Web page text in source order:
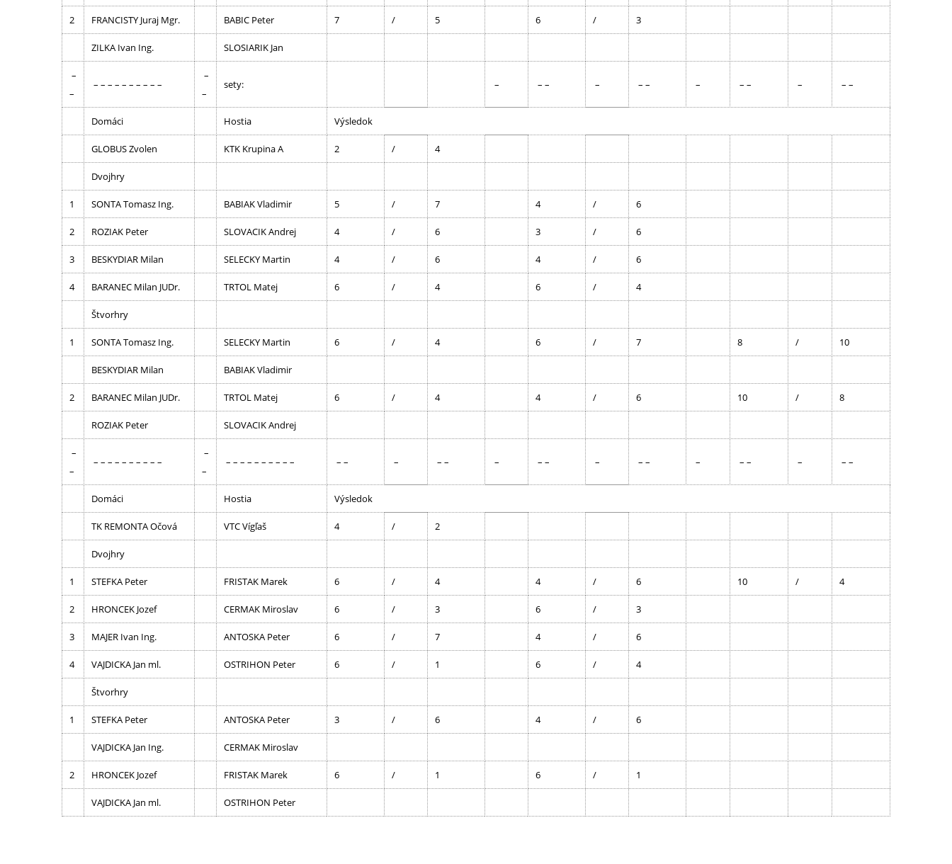
2 FRANCISTY Juraj Mgr. BABIC Peter 7 / 5 6 / 3
ZILKA Ivan Ing. SLOSIARIK Jan
–
–
– – – – – – – – – –
–
–
sety: – – – – – – – – – – – –
Domáci Hostia Výsledok
GLOBUS Zvolen KTK Krupina A 2 / 4
Dvojhry
1 SONTA Tomasz Ing. BABIAK Vladimir 5 / 7 4 / 6
2 ROZIAK Peter SLOVACIK Andrej 4 / 6 3 / 6
3 BESKYDIAR Milan SELECKY Martin 4 / 6 4 / 6
4 BARANEC Milan JUDr. TRTOL Matej 6 / 4 6 / 4
Štvorhry
1 SONTA Tomasz Ing. SELECKY Martin 6 / 4 6 / 7 8 / 10
BESKYDIAR Milan BABIAK Vladimir
2 BARANEC Milan JUDr. TRTOL Matej 6 / 4 4 / 6 10 / 8
ROZIAK Peter SLOVACIK Andrej
–
–
– – – – – – – – – –
–
–
– – – – – – – – – – – – – – – – – – – – – – – – – – –
Domáci Hostia Výsledok
TK REMONTA Očová VTC Vígľaš 4 / 2
Dvojhry
1 STEFKA Peter FRISTAK Marek 6 / 4 4 / 6 10 / 4
2 HRONCEK Jozef CERMAK Miroslav 6 / 3 6 / 3
3 MAJER Ivan Ing. ANTOSKA Peter 6 / 7 4 / 6
4 VAJDICKA Jan ml. OSTRIHON Peter 6 / 1 6 / 4
Štvorhry
1 STEFKA Peter ANTOSKA Peter 3 / 6 4 / 6
VAJDICKA Jan Ing. CERMAK Miroslav
2 HRONCEK Jozef FRISTAK Marek 6 / 1 6 / 1
VAJDICKA Jan ml. OSTRIHON Peter